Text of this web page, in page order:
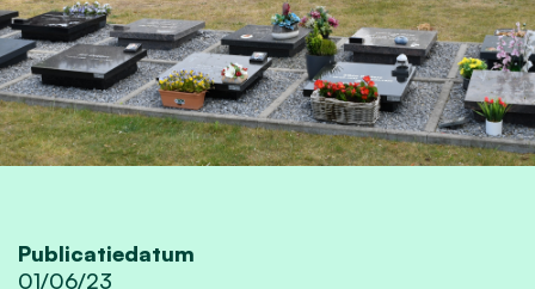
Publicatiedatum
01/06/23